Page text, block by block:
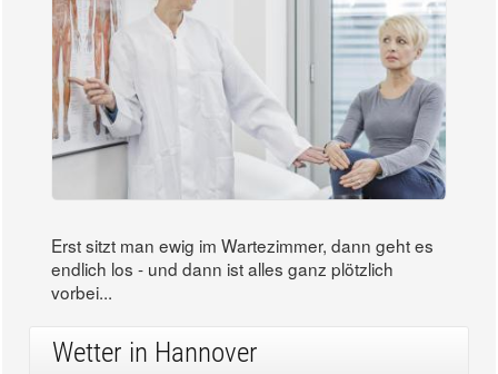
Erst sitzt man ewig im Wartezimmer, dann geht es
endlich los - und dann ist alles ganz plötzlich
vorbei...
Wetter in Hannover